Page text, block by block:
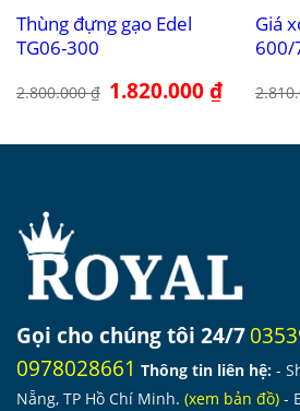
Thùng đựng gạo Edel
TG06-300
2.800.000₫ Giá
gốc
1.820.000₫Giá
hiện
1.820.000
Giá
600/
Gọi cho chúng tôi 24/7
0978028661 Thông tin liên hệ: -
Nẵng, TP Hồ Chí Minh. (xem bản đồ) -